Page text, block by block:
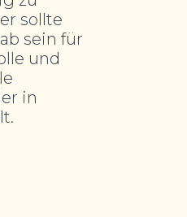
sollte
sein für
und
in